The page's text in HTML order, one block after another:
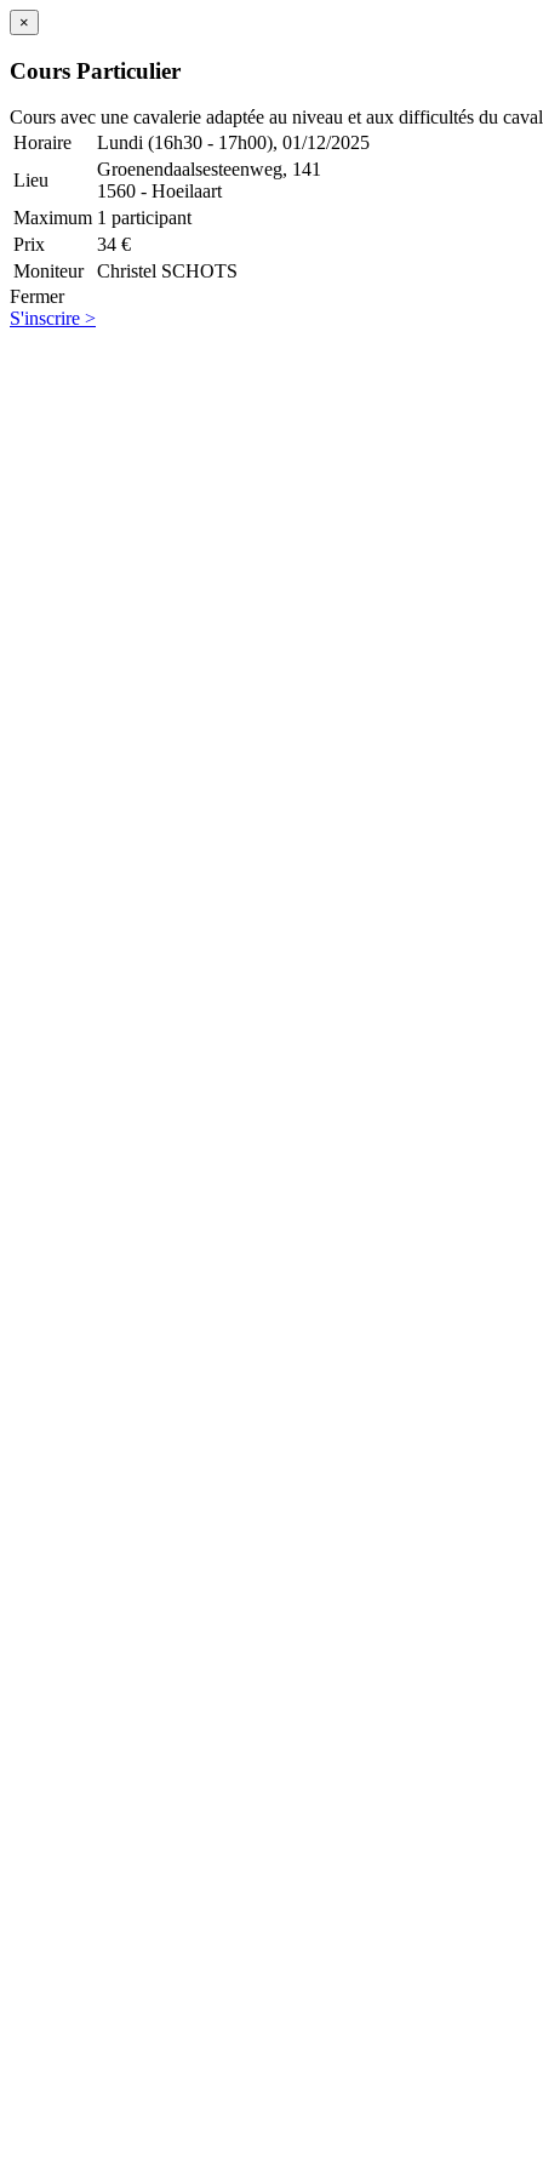
×
Cours Particulier
Cours avec une cavalerie adaptée au niveau et aux difficultés du
Horaire
Lundi (16h30 - 17h00), 01/12/2025
Lieu
Groenendaalsesteenweg, 141
1560 - Hoeilaart
Maximum 1 participant
Prix
34 €
Moniteur
Christel SCHOTS
Fermer
S'inscrire >